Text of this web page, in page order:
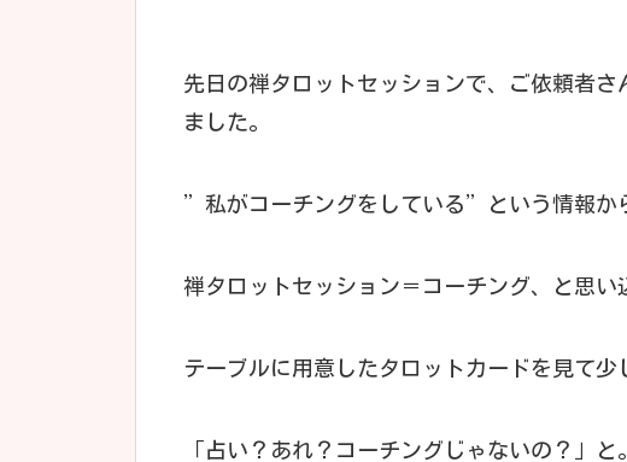
先日の禅タロットセッションで、ご依頼者
ました。
”私がコーチングをしている”という情報か
禅タロットセッション＝コーチング、と思い
テーブルに用意したタロットカードを見て少
「占い？あれ？コーチングじゃないの？」と。